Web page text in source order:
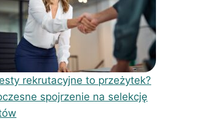
rekrutacyjne to przeżytek?
spojrzenie na selekcję